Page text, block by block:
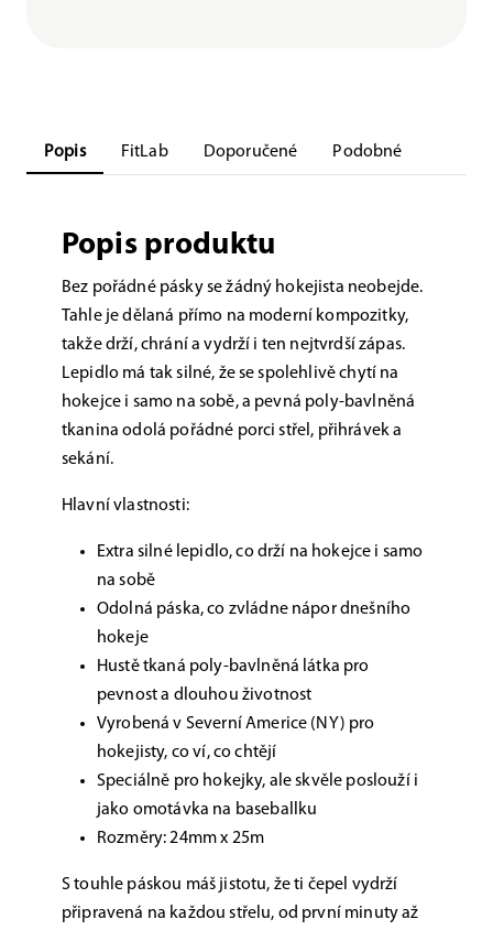
Popis FitLab Doporučené Podobné
Popis produktu
Bez pořádné pásky se žádný hokejista neobejde.
Tahle je dělaná přímo na moderní kompozitky,
takže drží, chrání a vydrží i ten nejtvrdší zápas.
Lepidlo má tak silné, že se spolehlivě chytí na
hokejce i samo na sobě, a pevná poly-bavlněná
tkanina odolá pořádné porci střel, přihrávek a
sekání.
Hlavní vlastnosti:
Extra silné lepidlo, co drží na hokejce i samo
na sobě
Odolná páska, co zvládne nápor dnešního
hokeje
Hustě tkaná poly-bavlněná látka pro
pevnost a dlouhou životnost
Vyrobená v Severní Americe (NY) pro
hokejisty, co ví, co chtějí
Speciálně pro hokejky, ale skvěle poslouží i
jako omotávka na baseballku
Rozměry: 24mm x 25m
S touhle páskou máš jistotu, že ti čepel vydrží
připravená na každou střelu, od první minuty až